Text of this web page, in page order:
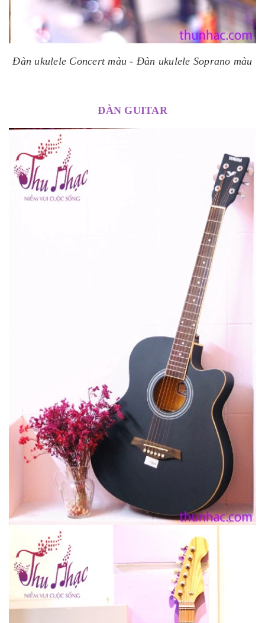
Đàn ukulele Concert màu - Đàn ukulele Soprano màu
ĐÀN GUITAR